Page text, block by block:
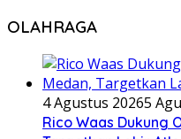
OLAHRAGA
4 Agustus 20265
Rico Waas Dukung